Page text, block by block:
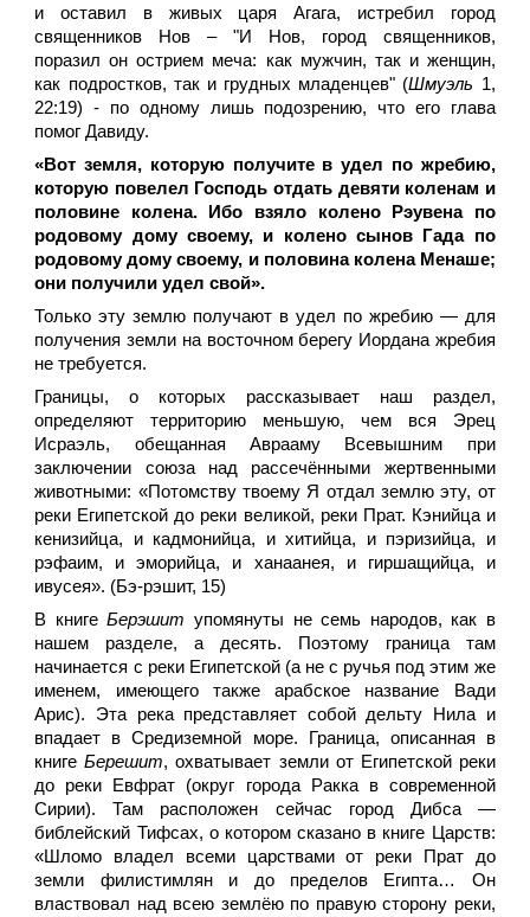
и оставил в живых царя Агага, истребил город
священников Нов – "И Нов, город священников,
поразил он острием меча: как мужчин, так и женщин,
как подростков, так и грудных младенцев" (Шмуэль 1,
22:19) - по одному лишь подозрению, что его глава
помог Давиду.
«Вот земля, которую получите в удел по жребию,
которую повелел Господь отдать девяти коленам и
половине колена. Ибо взяло колено Рэувена по
родовому дому своему, и колено сынов Гада по
родовому дому своему, и половина колена Менаше;
они получили удел свой».
Только эту землю получают в удел по жребию — для
получения земли на восточном берегу Иордана жребия
не требуется.
Границы, о которых рассказывает наш раздел,
определяют территорию меньшую, чем вся Эрец
Исраэль, обещанная Аврааму Всевышним при
заключении союза над рассечёнными жертвенными
животными: «Потомству твоему Я отдал землю эту, от
реки Египетской до реки великой, реки Прат. Кэнийца и
кенизийца, и кадмонийца, и хитийца, и пэризийца, и
рэфаим, и эморийца, и ханаанея, и гиршащийца, и
ивусея». (Бэ-рэшит, 15)
В книгеБерэшит упомянуты не семь народов, как в
нашем разделе, а десять. Поэтому граница там
начинается с реки Египетской (а не с ручья под этим же
именем, имеющего также арабское название Вади
Арис). Эта река представляет собой дельту Нила и
впадает в Средиземной море. Граница, описанная в
книгеБерешит, охватывает земли от Египетской реки
до реки Евфрат (округ города Ракка в современной
Сирии). Там расположен сейчас город Дибса —
библейский Тифсах, о котором сказано в книге Царств:
«Шломо владел всеми царствами от реки Прат до
земли филистимлян и до пределов Египта… Он
властвовал над всею землёю по правую сторону реки,